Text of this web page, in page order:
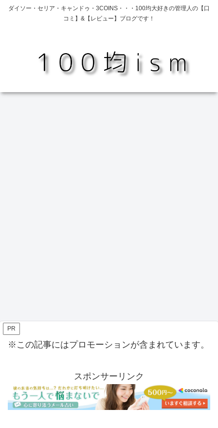
ダイソー・セリア・キャンドゥ・3COINS・・・100均大好きの管理人の【口
コミ】&【レビュー】ブログです！
PR
※この記事にはプロモーションが含まれています。
スポンサーリンク